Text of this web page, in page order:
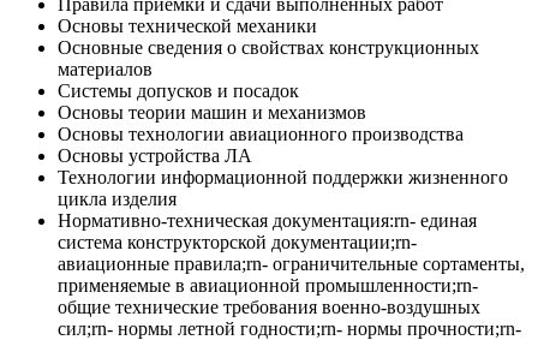
Правила приемки и сдачи выполненных работ
Основы технической механики
Основные сведения о свойствах конструкционных
материалов
Системы допусков и посадок
Основы теории машин и механизмов
Основы технологии авиационного производства
Основы устройства ЛА
Технологии информационной поддержки жизненного
цикла изделия
Нормативно-техническая документация:rn- единая
система конструкторской документации;rn-
авиационные правила;rn- ограничительные сортаменты,
применяемые в авиационной промышленности;rn-
общие технические требования военно-воздушных
сил;rn- нормы летной годности;rn- нормы прочности;rn-